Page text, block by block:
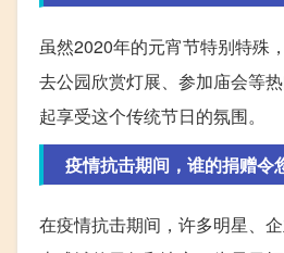
虽然2020年的元宵节特别特殊
去公园欣赏灯展、参加庙会等
起享受这个传统节日的氛围。
疫情抗击期间，谁的捐赠令
在疫情抗击期间，许多明星、